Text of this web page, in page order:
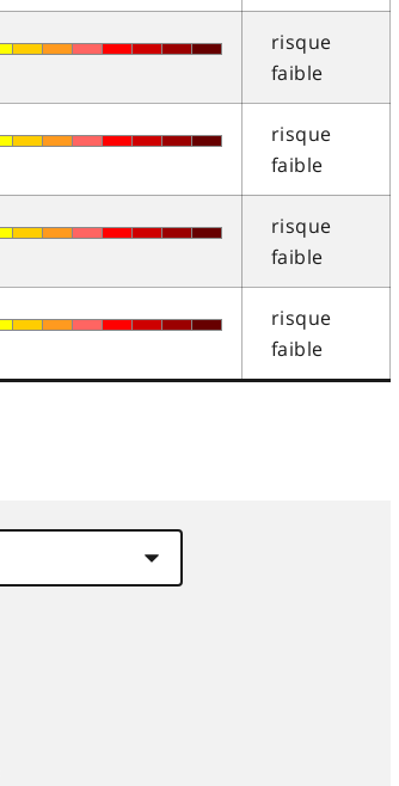
risque
faible
risque
faible
risque
faible
risque
faible